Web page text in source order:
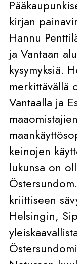
kirjan
Hannu
ja Vantaan
kysymyksiä.
merkittävällä
Vantaalla ja
keinojen
lukunsa on
kriittiseen
Helsingin,